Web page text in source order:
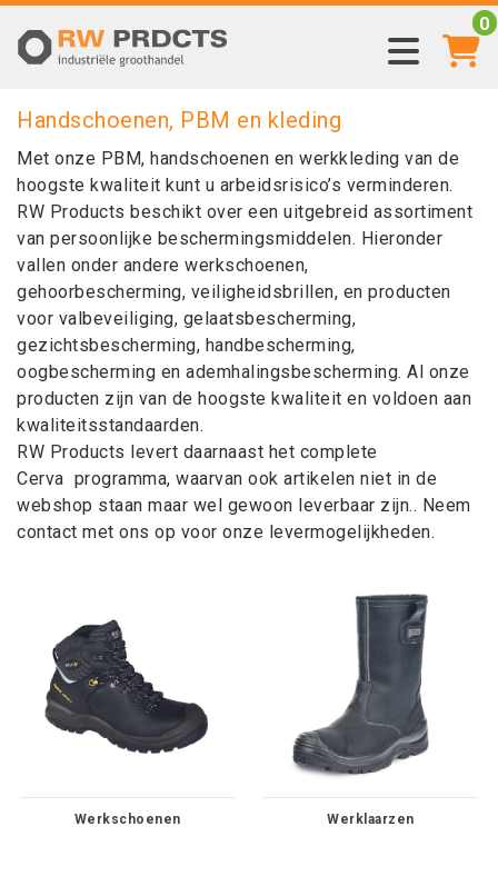
0
Handschoenen, PBM en kleding
Met onze PBM, handschoenen en werkkleding van de
hoogste kwaliteit kunt u arbeidsrisico’s verminderen.
RW Products beschikt over een uitgebreid assortiment
van persoonlijke beschermingsmiddelen. Hieronder
vallen onder andere werkschoenen,
gehoorbescherming, veiligheidsbrillen, en producten
voor valbeveiliging, gelaatsbescherming,
gezichtsbescherming, handbescherming,
oogbescherming en ademhalingsbescherming. Al onze
producten zijn van de hoogste kwaliteit en voldoen aan
kwaliteitsstandaarden.
RW Products levert daarnaast het complete
Cerva programma, waarvan ook artikelen niet in de
webshop staan maar wel gewoon leverbaar zijn.. Neem
contact met ons op voor onze levermogelijkheden.
Werkschoenen Werklaarzen